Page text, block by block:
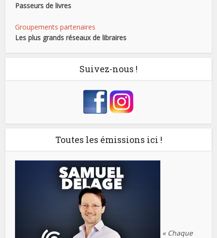
Passeurs de livres
Groupements partenaires
Les plus grands réseaux de libraires
Suivez-nous !
Toutes les émissions ici !
« Chaque